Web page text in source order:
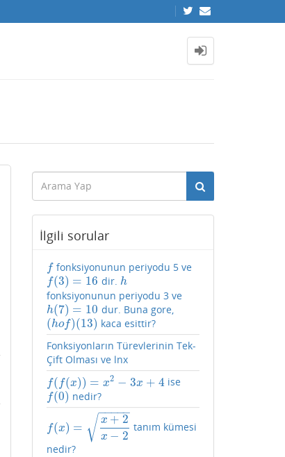
İlgili sorular
f
f fonksiyonunun periyodu 5 ve
f(3) = 16
f(3)=16 dir. h
h
fonksiyonunun periyodu 3 ve
h(7) = 10
h(7)= 10 dur. Buna gore,
(hof)(13)
(hof)(13)
kaca esittir?
Fonksiyonların Türevlerinin Tek-
Çift Olması ve lnx
f( f(x)) = x2 − 3x + 4
f(f( x))=x2−3x +4 ise
f(0)
f(0) nedir?
f(x) = x + 2
x − 2
− −
−−−
√
f(x)=x +2x − 2
tanım kümesi
nedir?